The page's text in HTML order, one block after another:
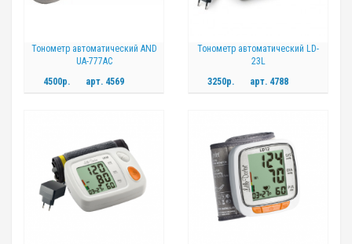
Тонометр автоматический AND
UA-777AC
4500р.
арт. 4569
Тонометр автоматический LD-
23L
3250р.
арт. 4788